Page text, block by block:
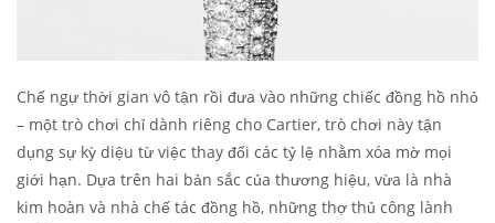
Chế ngự thời gian vô tận rồi đưa vào những chiếc đồng hồ nhỏ
– một trò chơi chỉ dành riêng cho Cartier, trò chơi này tận
dụng sự kỳ diệu từ việc thay đổi các tỷ lệ nhằm xóa mờ mọi
giới hạn. Dựa trên hai bản sắc của thương hiệu, vừa là nhà
kim hoàn và nhà chế tác đồng hồ, những thợ thủ công lành